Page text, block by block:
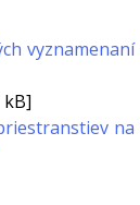
kB]